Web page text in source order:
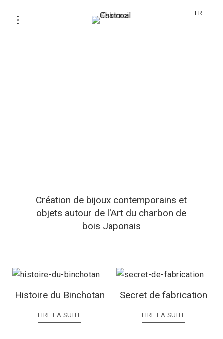
FR
Création de bijoux contemporains et
objets autour de l'Art du charbon de
bois Japonais
Histoire du Binchotan
LIRE LA SUITE
Secret de fabrication
LIRE LA SUITE